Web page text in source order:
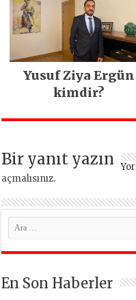
Yusuf Ziya Ergün
kimdir?
Bir yanıt yazın
açmalısınız.
En Son Haberler